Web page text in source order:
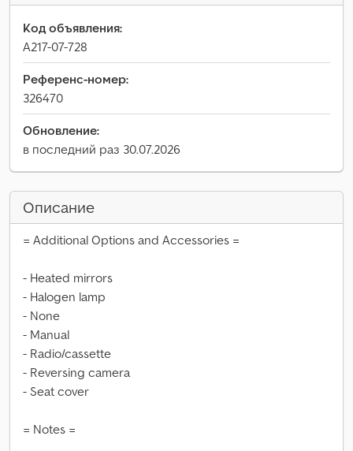
Код объявления:
A217-07-728
Референс-номер:
326470
Обновление:
в последний раз 30.07.2026
Описание
= Additional Options and Accessories =
- Heated mirrors
- Halogen lamp
- None
- Manual
- Radio/cassette
- Reversing camera
- Seat cover
= Notes =